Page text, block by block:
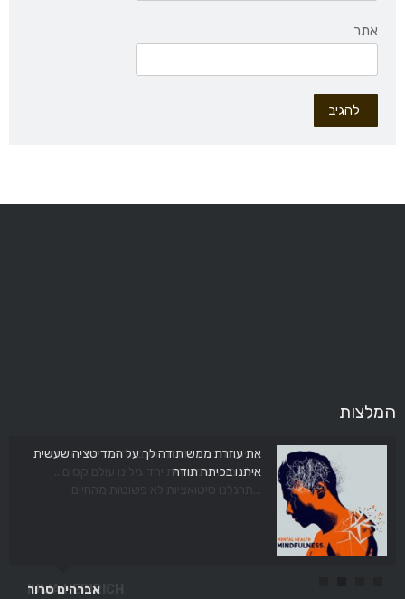
אתר
המלצות
כדיה, מנחה נהדרת...העבירה את הידע העשיר
שלה בצורה מתודית יחד גילינו עולם קסום...
IULIA HEINRICH
את עוזרת ממש תודה לך על המדיטציה שעשית
איתנו בכיתה תודה
אברהים סרור